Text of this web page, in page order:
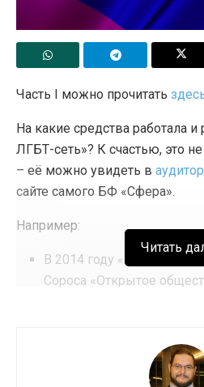
Часть I можно прочитать
На какие средства работала и
ЛГБТ-сеть»? К счастью, это
– её можно увидеть в
сайте самого БФ «Сфера».
Например:
В 2014 году «ЛГБТ-сеть»
Сороса «Открытое
структуры составила
В 2017 году – 6
Читать